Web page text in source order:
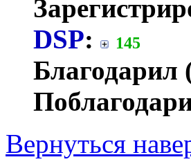
DSP: 145
Благодарил
Вернуться